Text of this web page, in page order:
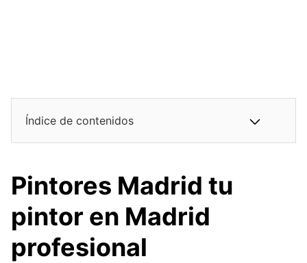
Índice de contenidos
Pintores Madrid tu
pintor en Madrid
profesional